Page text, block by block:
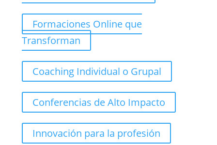
Formaciones Online que
Transforman
Coaching Individual o Grupal
Conferencias de Alto Impacto
Innovación para la profesión